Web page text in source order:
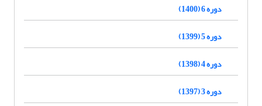
دوره 6 (1400)
دوره 5 (1399)
دوره 4 (1398)
دوره 3 (1397)